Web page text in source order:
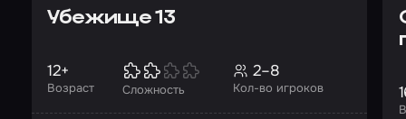
Убежище 13
Возраст
12+
Сложность Кол-во игроков
2–8